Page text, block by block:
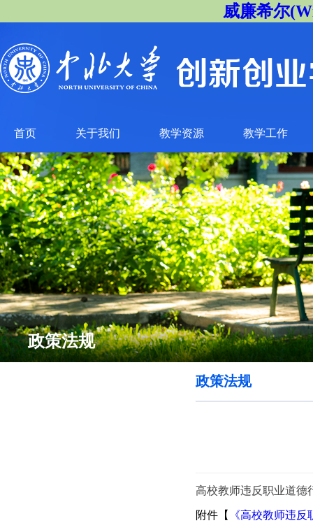
威廉希尔
首页 关于我们 教学资源 教学工作
政策法规
政策法规
高校教师违反职业道德
附件【 《高校教师违